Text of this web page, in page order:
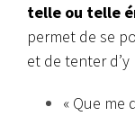
telle ou telle
permet de se
et de tenter
« Que me